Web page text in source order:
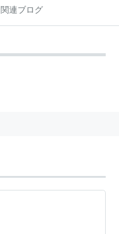
関連ブログ